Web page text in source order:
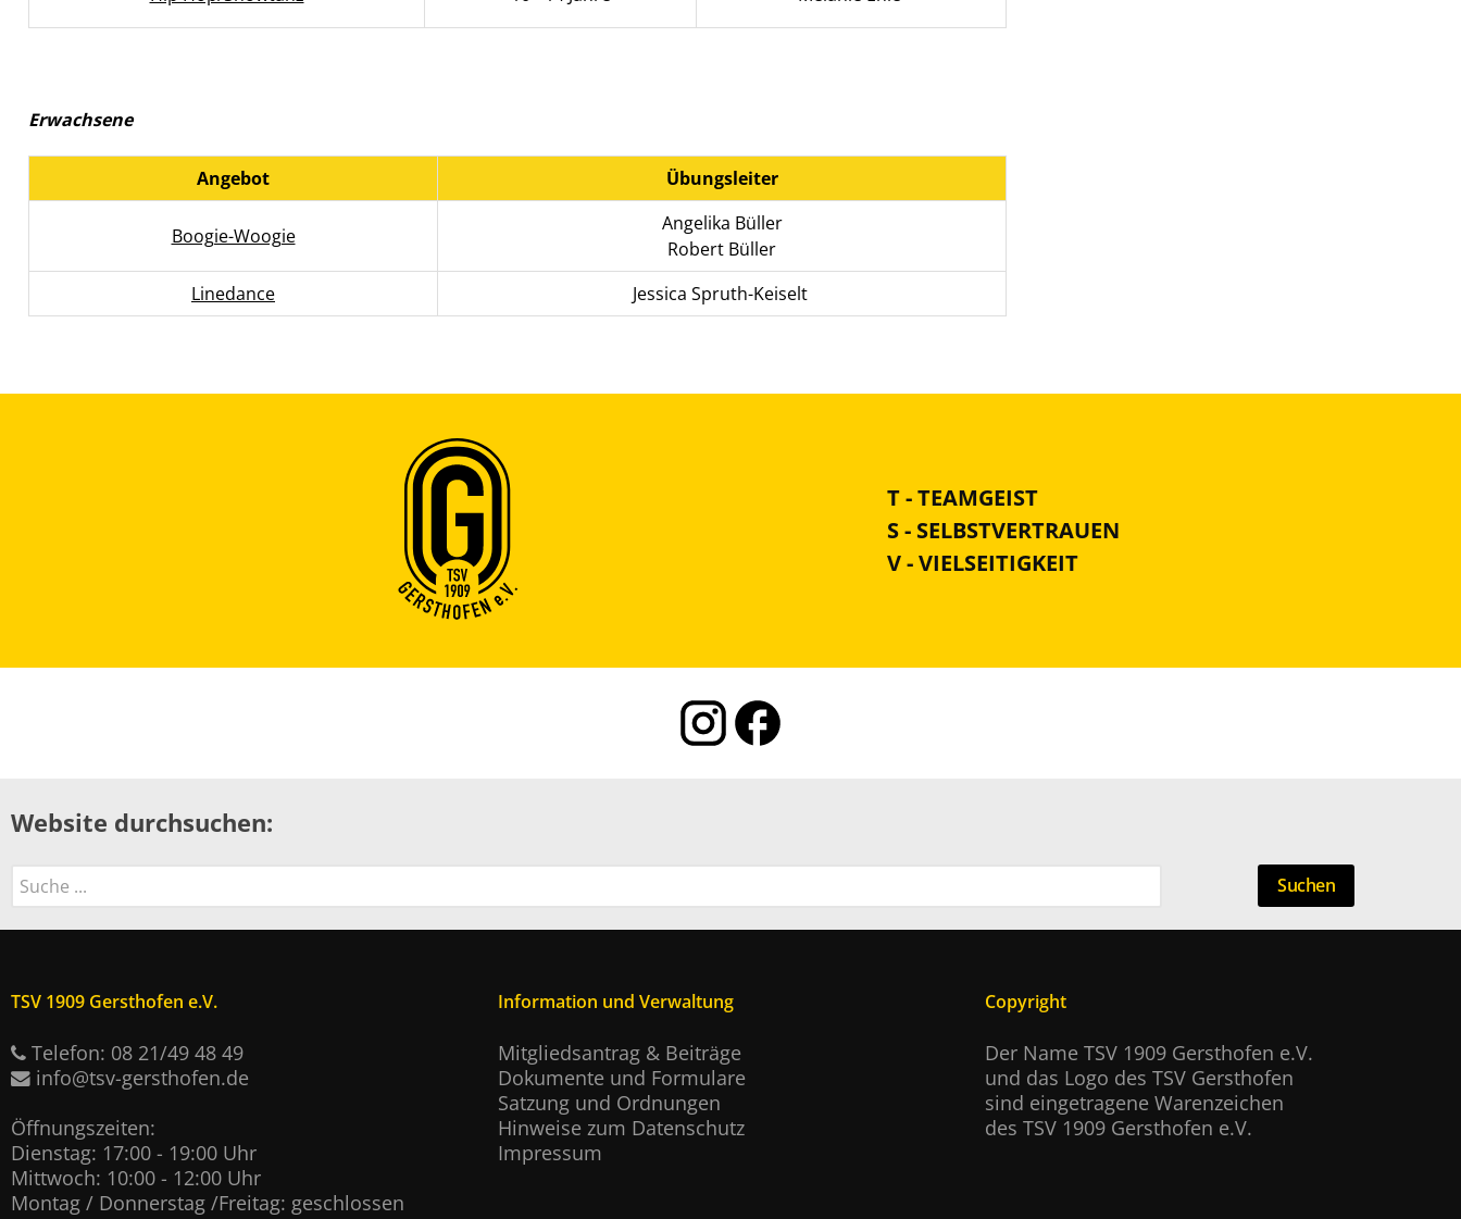
Erwachsene
Angebot Übungsleiter
Boogie-Woogie
Angelika Büller
Robert Büller
Linedance
Jessica Spruth-Keiselt
T - TEAMGEIST
S - SELBSTVERTRAUEN
V - VIELSEITIGKEIT
Website durchsuchen:
Suchen Suchen
TSV 1909 Gersthofen e.V.
Telefon: 08 21/49 48 49
info@tsv-gersthofen.de
Öffnungszeiten:
Dienstag: 17:00 - 19:00 Uhr
Mittwoch: 10:00 - 12:00 Uhr
Montag / Donnerstag /Freitag: geschlossen
Information und Verwaltung
Mitgliedsantrag & Beiträge
Dokumente und Formulare
Satzung und Ordnungen
Hinweise zum Datenschutz
Impressum
Copyright
Der Name TSV 1909 Gersthofen e.V.
und das Logo des TSV Gersthofen
sind eingetragene Warenzeichen
des TSV 1909 Gersthofen e.V.